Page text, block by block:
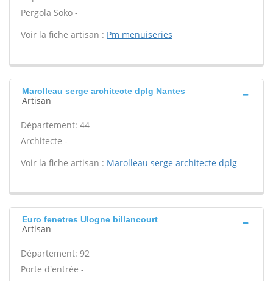
Pergola Soko -
Voir la fiche artisan : Pm menuiseries
Marolleau serge architecte dplg Nantes
Artisan
Département: 44
Architecte -
Voir la fiche artisan : Marolleau serge architecte dplg
Euro fenetres Ulogne billancourt
Artisan
Département: 92
Porte d'entrée -